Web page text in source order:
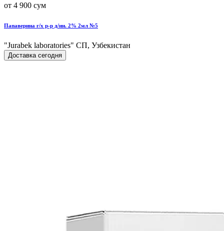
от 4 900 сум
Папаверина г/х р-р д/ин. 2% 2мл №5
"Jurabek laboratories" СП, Узбекистан
Доставка сегодня